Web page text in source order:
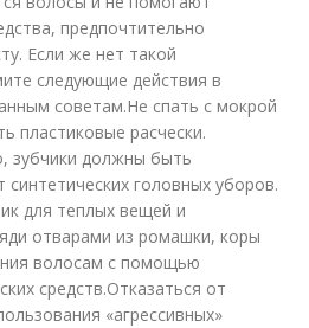
предпочтительно
Если же нет такой
следующие действия в
советам.Не спать с мокрой
пластиковые расчески.
зубчики должны быть
головных уборов.
для теплых вещей и
отварами из ромашки, коры
волосам с помощью
средств.Отказаться от
«агрессивных»